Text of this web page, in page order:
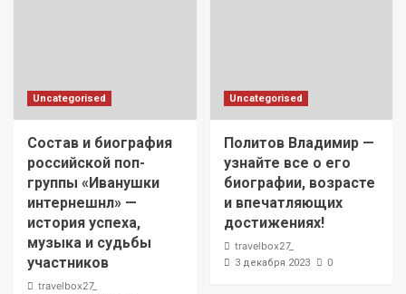
Uncategorised
Состав и биография
российской поп-
группы «Иванушки
интернешнл» —
история успеха,
музыка и судьбы
участников
travelbox27_
Uncategorised
Политов Владимир —
узнайте все о его
биографии, возрасте
и впечатляющих
достижениях!
travelbox27_
3 декабря 2023 0